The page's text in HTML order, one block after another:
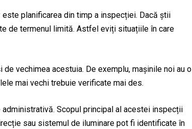
este planificarea din timp a inspecției. Dacă știi
de termenul limită. Astfel eviți situațiile în care
vechimea acestuia. De exemplu, mașinile noi au o
mai vechi trebuie verificate mai des.
Scopul principal al acestei inspecții
sau sistemul de iluminare pot fi identificate în